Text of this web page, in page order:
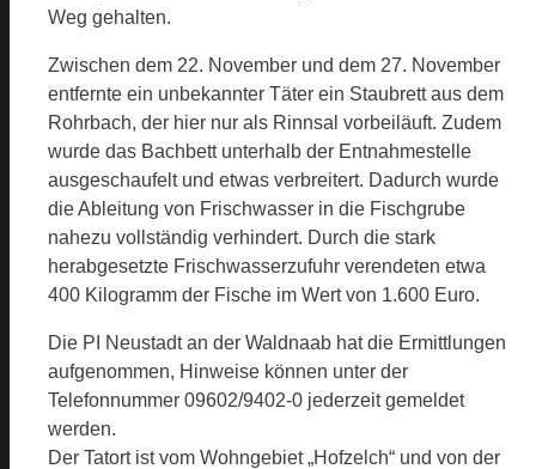
Weg gehalten.
Zwischen dem 22. November und dem 27. November
entfernte ein unbekannter Täter ein Staubrett aus dem
Rohrbach, der hier nur als Rinnsal vorbeiläuft. Zudem
wurde das Bachbett unterhalb der Entnahmestelle
ausgeschaufelt und etwas verbreitert. Dadurch wurde
die Ableitung von Frischwasser in die Fischgrube
nahezu vollständig verhindert. Durch die stark
herabgesetzte Frischwasserzufuhr verendeten etwa
400 Kilogramm der Fische im Wert von 1.600 Euro.
Die PI Neustadt an der Waldnaab hat die Ermittlungen
aufgenommen, Hinweise können unter der
Telefonnummer 09602/9402-0 jederzeit gemeldet
werden.
Der Tatort ist vom Wohngebiet „Hofzelch“ und von der